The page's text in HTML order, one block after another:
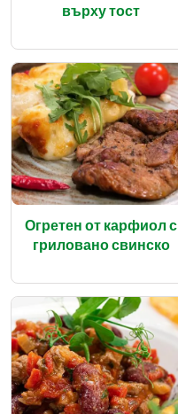
върху тост
Огретен от карфиол с
гриловано свинско